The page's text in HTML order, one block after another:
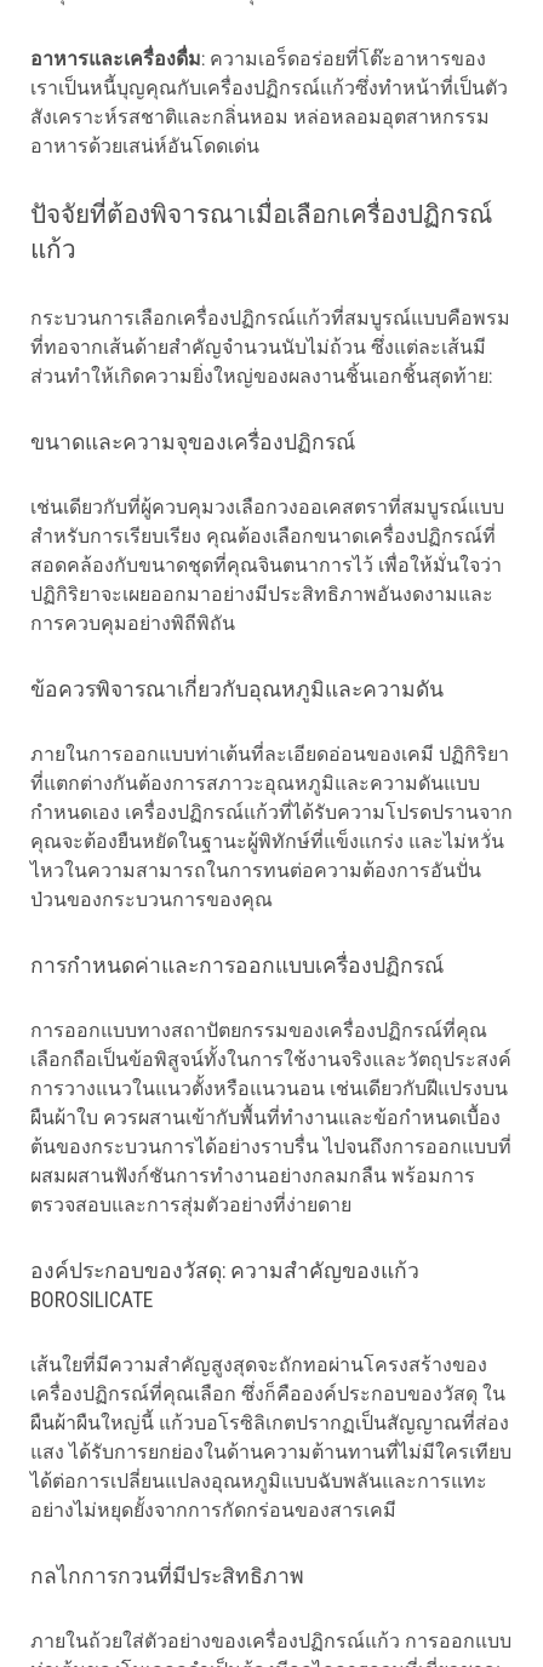
อาหารและเครื่องดื่ม: ความเอร็ดอร่อยที่โต๊ะอาหารของ
เราเป็นหนี้บุญคุณกับเครื่องปฏิกรณ์แก้วซึ่งทำหน้าที่เป็นตัว
สังเคราะห์รสชาติและกลิ่นหอม หล่อหลอมอุตสาหกรรม
อาหารด้วยเสน่ห์อันโดดเด่น
ปัจจัยที่ต้องพิจารณาเมื่อเลือกเครื่องปฏิกรณ์
แก้ว
กระบวนการเลือกเครื่องปฏิกรณ์แก้วที่สมบูรณ์แบบคือพรม
ที่ทอจากเส้นด้ายสำคัญจำนวนนับไม่ถ้วน ซึ่งแต่ละเส้นมี
ส่วนทำให้เกิดความยิ่งใหญ่ของผลงานชิ้นเอกชิ้นสุดท้าย:
ขนาดและความจุของเครื่องปฏิกรณ์
เช่นเดียวกับที่ผู้ควบคุมวงเลือกวงออเคสตราที่สมบูรณ์แบบ
สำหรับการเรียบเรียง คุณต้องเลือกขนาดเครื่องปฏิกรณ์ที่
สอดคล้องกับขนาดชุดที่คุณจินตนาการไว้ เพื่อให้มั่นใจว่า
ปฏิกิริยาจะเผยออกมาอย่างมีประสิทธิภาพอันงดงามและ
การควบคุมอย่างพิถีพิถัน
ข้อควรพิจารณาเกี่ยวกับอุณหภูมิและความดัน
ภายในการออกแบบท่าเต้นที่ละเอียดอ่อนของเคมี ปฏิกิริยา
ที่แตกต่างกันต้องการสภาวะอุณหภูมิและความดันแบบ
กำหนดเอง เครื่องปฏิกรณ์แก้วที่ได้รับความโปรดปรานจาก
คุณจะต้องยืนหยัดในฐานะผู้พิทักษ์ที่แข็งแกร่ง และไม่หวั่น
ไหวในความสามารถในการทนต่อความต้องการอันปั่น
ป่วนของกระบวนการของคุณ
การกำหนดค่าและการออกแบบเครื่องปฏิกรณ์
การออกแบบทางสถาปัตยกรรมของเครื่องปฏิกรณ์ที่คุณ
เลือกถือเป็นข้อพิสูจน์ทั้งในการใช้งานจริงและวัตถุประสงค์
การวางแนวในแนวตั้งหรือแนวนอน เช่นเดียวกับฝีแปรงบน
ผืนผ้าใบ ควรผสานเข้ากับพื้นที่ทำงานและข้อกำหนดเบื้อง
ต้นของกระบวนการได้อย่างราบรื่น ไปจนถึงการออกแบบที่
ผสมผสานฟังก์ชันการทำงานอย่างกลมกลืน พร้อมการ
ตรวจสอบและการสุ่มตัวอย่างที่ง่ายดาย
องค์ประกอบของวัสดุ: ความสำคัญของแก้ว
BOROSILICATE
เส้นใยที่มีความสำคัญสูงสุดจะถักทอผ่านโครงสร้างของ
เครื่องปฏิกรณ์ที่คุณเลือก ซึ่งก็คือองค์ประกอบของวัสดุ ใน
ผืนผ้าผืนใหญ่นี้ แก้วบอโรซิลิเกตปรากฏเป็นสัญญาณที่ส่อง
แสง ได้รับการยกย่องในด้านความต้านทานที่ไม่มีใครเทียบ
ได้ต่อการเปลี่ยนแปลงอุณหภูมิแบบฉับพลันและการแทะ
อย่างไม่หยุดยั้งจากการกัดกร่อนของสารเคมี
กลไกการกวนที่มีประสิทธิภาพ
ภายในถ้วยใส่ตัวอย่างของเครื่องปฏิกรณ์แก้ว การออกแบบ